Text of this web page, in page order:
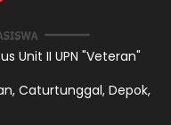
Unit II UPN "Veteran"
Caturtunggal, Depok,